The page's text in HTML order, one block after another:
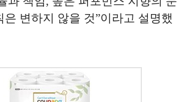
은 변하지 않을 것”이라고 설명했